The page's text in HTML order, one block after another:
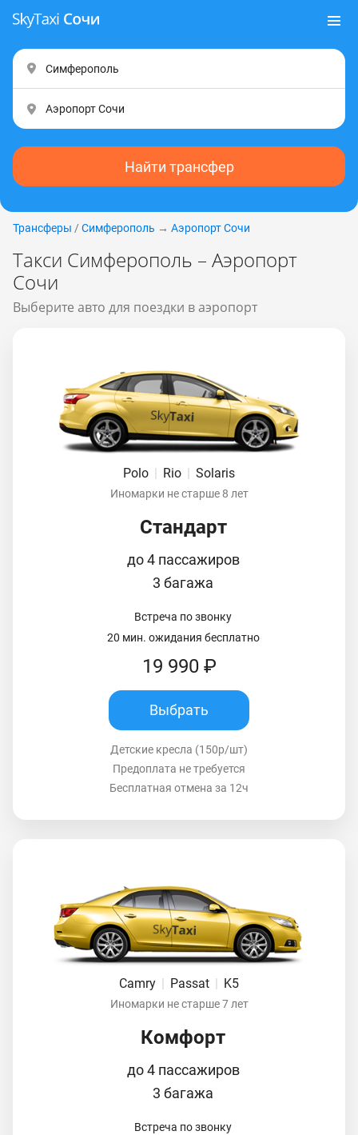
Найти трансфер
Трансферы / Симферополь → Аэропорт Сочи
Такси Симферополь – Аэропорт
Сочи
Выберите авто для поездки в аэропорт
Polo | Rio | Solaris
Иномарки не старше 8 лет
Стандарт
до 4 пассажиров
3 багажа
Встреча по звонку
20 мин. ожидания бесплатно
19 990 ₽
Выбрать
Детские кресла (150р/шт)
Предоплата не требуется
Бесплатная отмена за 12ч
Camry Passat K5
Иномарки не старше 7 лет
Комфорт
до 4 пассажиров
3 багажа
Встреча по звонку